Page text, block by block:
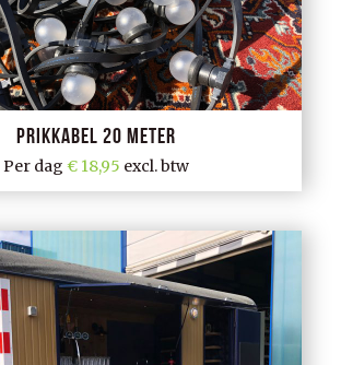
Prikkabel 20 meter
Per dag 18,95 excl. btw